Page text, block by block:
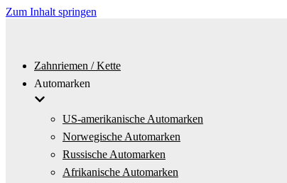
Zum Inhalt springen
Zahnriemen / Kette
Automarken
US-amerikanische Automarken
Norwegische Automarken
Russische Automarken
Afrikanische Automarken